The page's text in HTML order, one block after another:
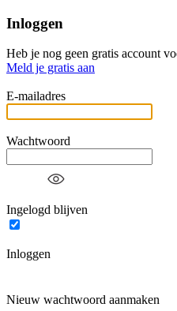
Inloggen
Heb je nog geen gratis account
Meld je gratis aan
E-mailadres
Wachtwoord
Ingelogd blijven
Inloggen
Nieuw wachtwoord aanmaken